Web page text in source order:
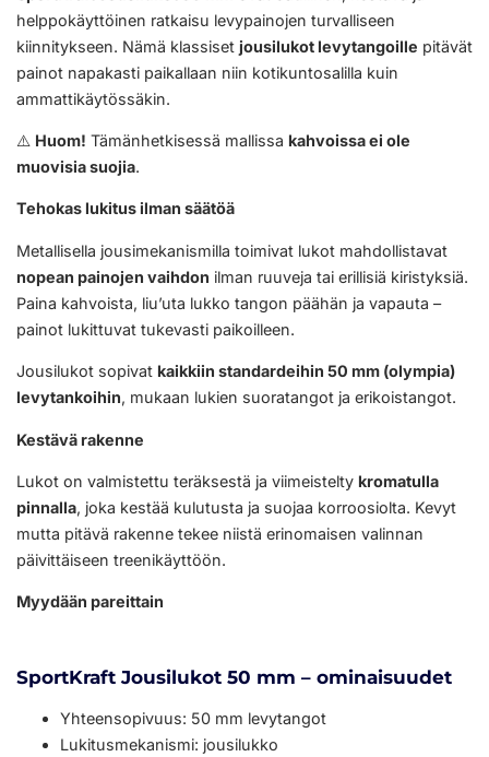
helppokäyttöinen ratkaisu levypainojen turvalliseen
kiinnitykseen. Nämä klassiset jousilukot levytangoille pitävät
painot napakasti paikallaan niin kotikuntosalilla kuin
ammattikäytössäkin.
⚠️ Huom! Tämänhetkisessä mallissa kahvoissa ei ole
muovisia suojia.
Tehokas lukitus ilman säätöä
Metallisella jousimekanismilla toimivat lukot mahdollistavat
nopean painojen vaihdon ilman ruuveja tai erillisiä kiristyksiä.
Paina kahvoista, liu’uta lukko tangon päähän ja vapauta –
painot lukittuvat tukevasti paikoilleen.
Jousilukot sopivat kaikkiin standardeihin 50 mm (olympia)
levytankoihin, mukaan lukien suoratangot ja erikoistangot.
Kestävä rakenne
Lukot on valmistettu teräksestä ja viimeistelty kromatulla
pinnalla, joka kestää kulutusta ja suojaa korroosiolta. Kevyt
mutta pitävä rakenne tekee niistä erinomaisen valinnan
päivittäiseen treenikäyttöön.
Myydään pareittain
SportKraft Jousilukot 50 mm – ominaisuudet
Yhteensopivuus: 50 mm levytangot
Lukitusmekanismi: jousilukko